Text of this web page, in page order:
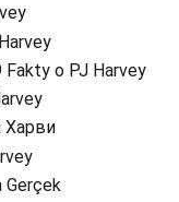
o PJ Harvey